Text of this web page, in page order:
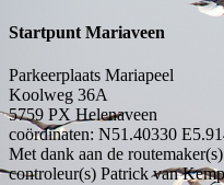
Startpunt Mariaveen
Parkeerplaats Mariapeel
Koolweg 36A
5759 PX Helenaveen
coördinaten: N51.40330
Met dank aan de
controleur(s) Patrick van